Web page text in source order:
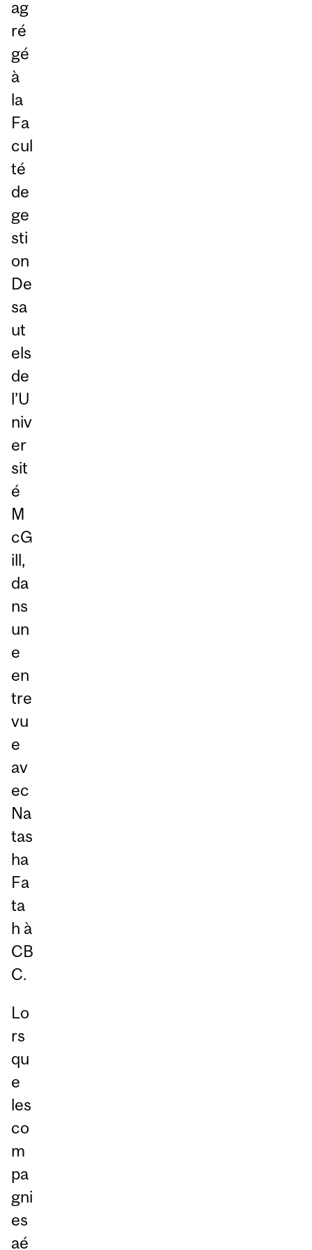
ag
ré
gé
à
la
Fa
cul
té
de
ge
sti
on
De
sa
ut
els
de
l’U
niv
er
sit
é
M
cG
ill,
da
ns
un
e
en
tre
vu
e
av
ec
Na
tas
ha
Fa
ta
h à
CB
C.
Lo
rs
qu
e
les
co
m
pa
gni
es
aé